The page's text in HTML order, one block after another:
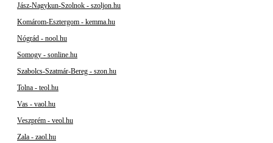
Jász-Nagykun-Szolnok - szoljon.hu
Komárom-Esztergom - kemma.hu
Nógrád - nool.hu
Somogy - sonline.hu
Szabolcs-Szatmár-Bereg - szon.hu
Tolna - teol.hu
Vas - vaol.hu
Veszprém - veol.hu
Zala - zaol.hu